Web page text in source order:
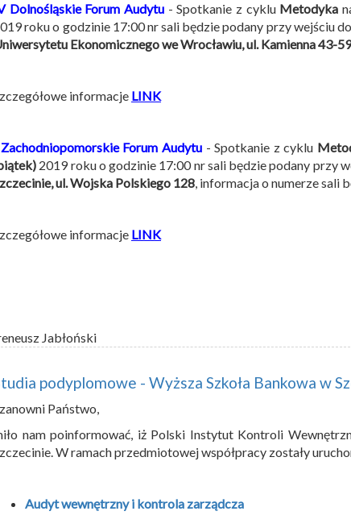
Dolnośląskie Forum Audytu- Spotkanie z cyklu Metodyka
roku o godzinie 17:00 nr sali będzie podany przy wejściu
Ekonomicznego we Wrocławiu, ul. Kamienna 43-59
informacje LINK
Forum Audytu- Spotkanie z cyklu
2019 roku o godzinie 17:00 nr sali będzie podany przy
ul. Wojska Polskiego 128, informacja o numerze sali
informacje LINK
Jabłoński
podyplomowe - Wyższa Szkoła Bankowa w
Państwo,
nam poinformować, iż Polski Instytut Kontroli
W ramach przedmiotowej współpracy zostały
Audyt wewnętrzny i kontrola zarządcza